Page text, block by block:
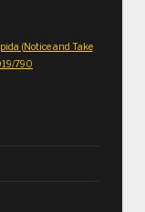
(Notice and Take
790